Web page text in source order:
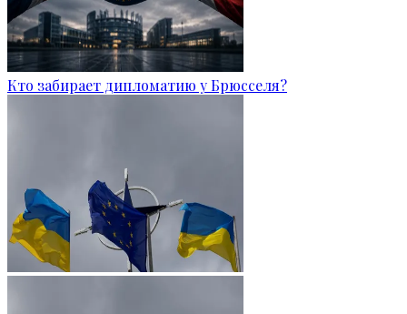
Кто забирает дипломатию у Брюсселя?